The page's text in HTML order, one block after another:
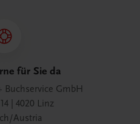
für Sie da
Buchservice GmbH
| 4020 Linz
Austria